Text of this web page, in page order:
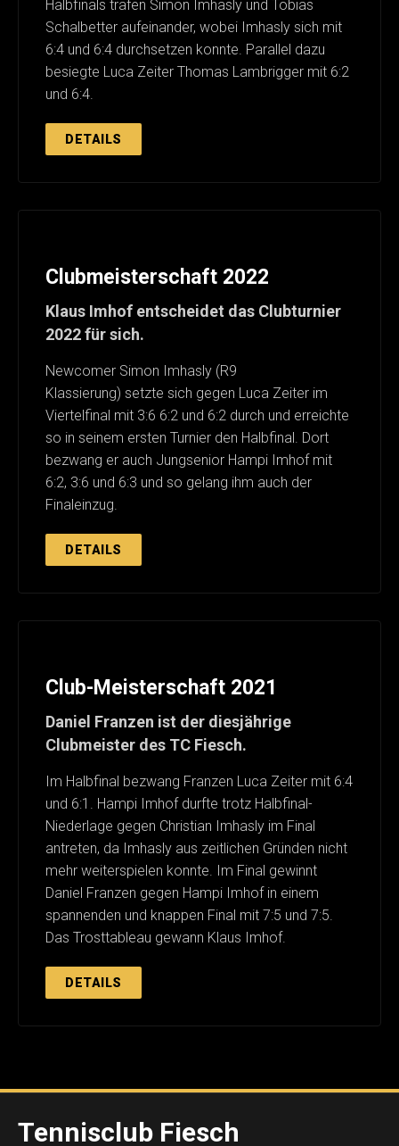
Halbfinals trafen Simon Imhasly und Tobias
Schalbetter aufeinander, wobei Imhasly sich mit
6:4 und 6:4 durchsetzen konnte. Parallel dazu
besiegte Luca Zeiter Thomas Lambrigger mit 6:2
und 6:4.
DETAILS
Clubmeisterschaft 2022
Klaus Imhof entscheidet das Clubturnier
2022 für sich.
Newcomer Simon Imhasly (R9
Klassierung) setzte sich gegen Luca Zeiter im
Viertelfinal mit 3:6 6:2 und 6:2 durch und erreichte
so in seinem ersten Turnier den Halbfinal. Dort
bezwang er auch Jungsenior Hampi Imhof mit
6:2, 3:6 und 6:3 und so gelang ihm auch der
Finaleinzug.
DETAILS
Club-Meisterschaft 2021
Daniel Franzen ist der diesjährige
Clubmeister des TC Fiesch.
Im Halbfinal bezwang Franzen Luca Zeiter mit 6:4
und 6:1. Hampi Imhof durfte trotz Halbfinal-
Niederlage gegen Christian Imhasly im Final
antreten, da Imhasly aus zeitlichen Gründen nicht
mehr weiterspielen konnte. Im Final gewinnt
Daniel Franzen gegen Hampi Imhof in einem
spannenden und knappen Final mit 7:5 und 7:5.
Das Trosttableau gewann Klaus Imhof.
DETAILS
Tennisclub Fiesch